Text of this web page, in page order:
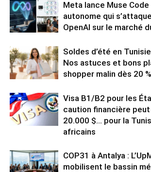
Meta lance Muse Code
autonome qui
OpenAI sur le marché
Soldes d’été en
Nos astuces et bons
shopper malin dès 20
Visa B1/B2 pour les
caution financière
20.000 $… pour la
africains
COP31 à Antalya :
mobilisent le bassin